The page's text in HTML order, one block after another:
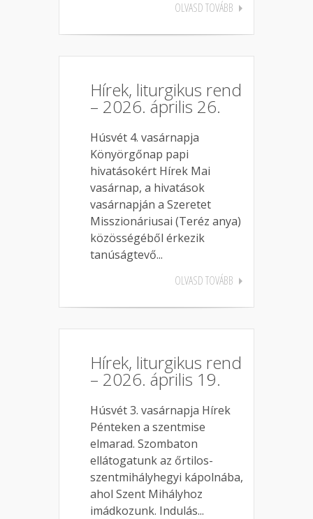
OLVASD TOVÁBB
Hírek, liturgikus rend
– 2026. április 26.
Húsvét 4. vasárnapja
Könyörgőnap papi
hivatásokért Hírek Mai
vasárnap, a hivatások
vasárnapján a Szeretet
Misszionáriusai (Teréz anya)
közösségéből érkezik
tanúságtevő...
OLVASD TOVÁBB
Hírek, liturgikus rend
– 2026. április 19.
Húsvét 3. vasárnapja Hírek
Pénteken a szentmise
elmarad. Szombaton
ellátogatunk az őrtilos-
szentmihályhegyi kápolnába,
ahol Szent Mihályhoz
imádkozunk. Indulás...